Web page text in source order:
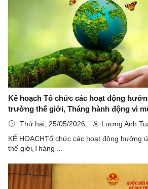
Kế hoạch Tổ chức các hoạt động
trường thế giới, Tháng hành động vì
Đại dương thế giới, Tuần lễ Biển và Hải
Thứ hai, 25/05/2026
Lương Anh
KẾ HOẠCHTổ chức các hoạt động hưởng
thế giới,Tháng ...